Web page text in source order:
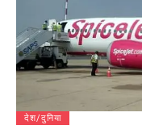
देश/दुनिया